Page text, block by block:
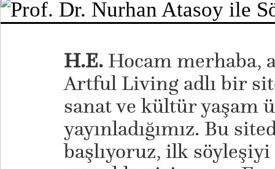
H.E.Hocam merhaba,
Artful Living adlı bir
sanat ve kültür yaşam
yayınladığımız. Bu
başlıyoruz, ilk